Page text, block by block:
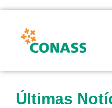
Últimas